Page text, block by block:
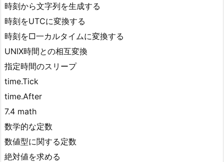
時刻から文字列を生成する
時刻をUTCに変換する
時刻を□一カルタイムに変換する
UNIX時間との相互変換
指定時間のスリープ
time.Tick
time.After
7.4 math
数学的な定数
数値型に関する定数
絶対値を求める